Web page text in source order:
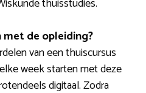
met de opleiding?
van een thuiscursus
week starten met deze
digitaal. Zodra